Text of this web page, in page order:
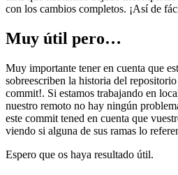
con los cambios completos. ¡Así de
Muy útil pero…
Muy importante tener en cuenta que
sobreescriben la historia del
commit!. Si estamos trabajando en
nuestro remoto no hay ningún
este commit tened en cuenta que
viendo si alguna de sus ramas lo
Espero que os haya resultado útil.